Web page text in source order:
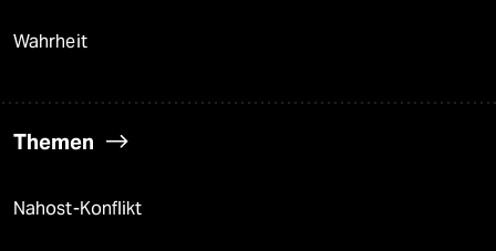
Wahrheit
Themen
Nahost-Konflikt